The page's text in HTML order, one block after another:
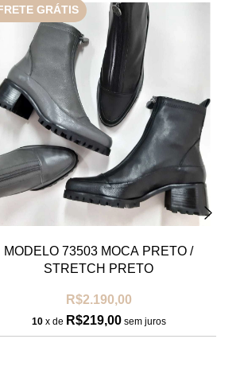
GRÁTIS
MODELO 73503 MOCA PRETO /
STRETCH PRETO
R$2.190,00
10 x de R$219,00 sem juros